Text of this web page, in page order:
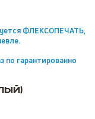
ФЛЕКСОПЕЧАТЬ,
по гарантированно